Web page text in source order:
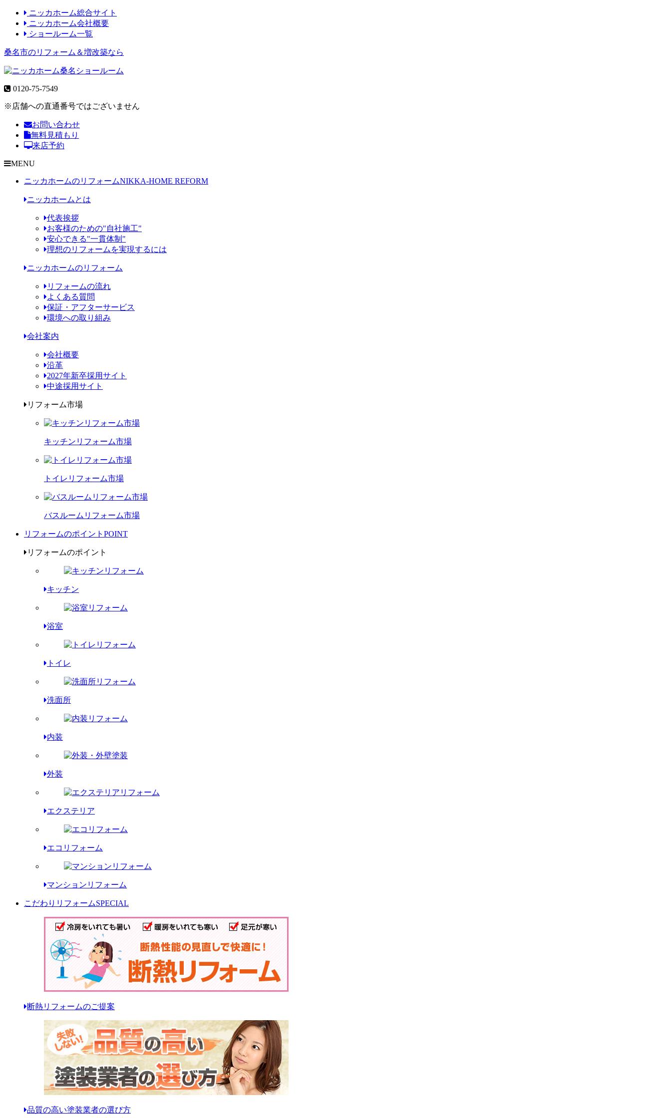
ニッカホーム総合サイト
ニッカホーム会社概要
ショールーム一覧
桑名市のリフォーム＆増改築なら
0120-75-7549
※店舗への直通番号ではございません
お問い合わせ
無料見積もり
来店予約
MENU
ニッカホームのリフォームNIKKA-HOME REFORM
ニッカホームとは
代表挨拶
お客様のための"自社施工"
安心できる"一貫体制"
理想のリフォームを実現するには
ニッカホームのリフォーム
リフォームの流れ
よくある質問
保証・アフターサービス
環境への取り組み
会社案内
会社概要
沿革
2027年新卒採用サイト
中途採用サイト
リフォーム市場
キッチンリフォーム市場
トイレリフォーム市場
バスルームリフォーム市場
リフォームのポイント POINT
リフォームのポイント
キッチン
浴室
トイレ
洗面所
内装
外装
エクステリア
エコリフォーム
マンションリフォーム
こだわりリフォームSPECIAL
断熱リフォームのご提案
品質の高い塗装業者の選び方